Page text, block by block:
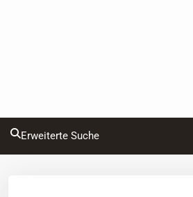
Erweiterte Suche